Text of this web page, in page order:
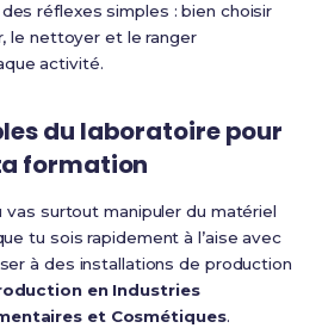
réflexes simples : bien choisir
le nettoyer et le ranger
activité.
du laboratoire pour
formation
surtout manipuler du matériel
tu sois rapidement à l’aise avec
à des installations de production
en Industries
et Cosmétiques.